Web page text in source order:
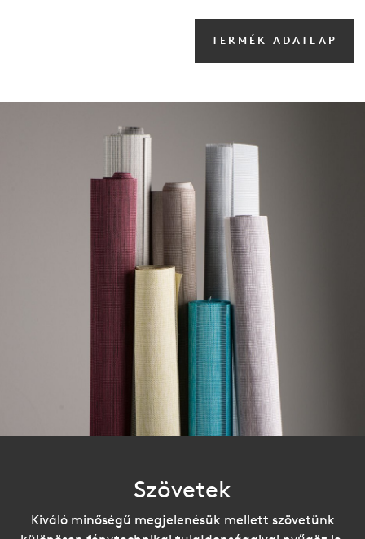
TERMÉK ADATLAP
Szövetek
Kiváló minőségű megjelenésük mellett szövetünk